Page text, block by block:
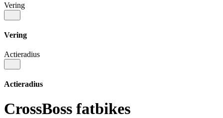
Vering
Vering
Actieradius
Actieradius
CrossBoss fatbikes